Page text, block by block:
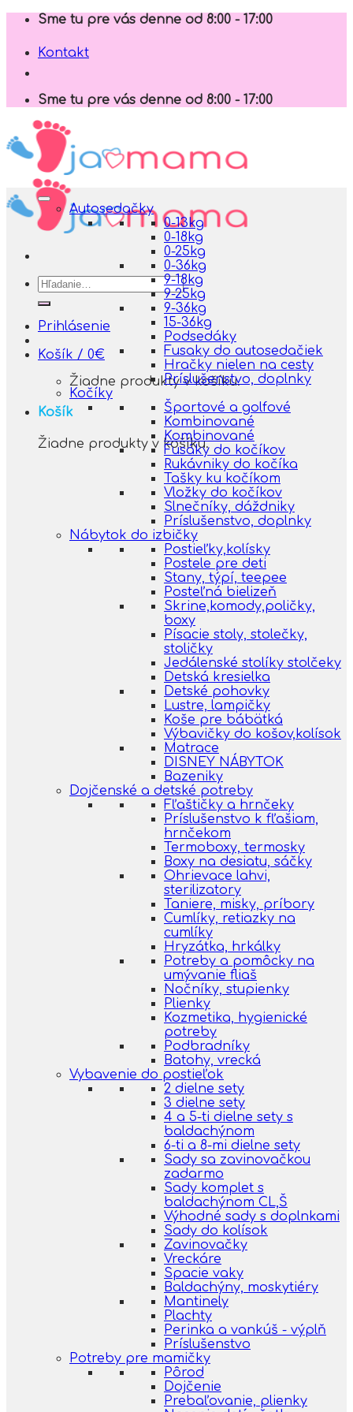
Skip
content
Sme tu pre vás denne od 8:00 - 17:00
Kontakt
Sme tu pre vás denne od 8:00 - 17:00
Hľadať:
Prihlásenie
Košík / 0€
Žiadne produkty v košíku.
Košík
Žiadne produkty v košíku.
Autosedačky
0-13kg
0-18kg
0-25kg
0-36kg
9-18kg
9-25kg
9-36kg
15-36kg
Podsedáky
Fusaky do autosedačiek
Hračky nielen na cesty
Príslušenstvo, doplnky
Kočíky
Športové a golfové
Kombinované
Kombinované
Fusáky do kočíkov
Rukávniky do kočíka
Tašky ku kočíkom
Vložky do kočíkov
Slnečníky, dáždniky
Príslušenstvo, doplnky
Nábytok do izbičky
Postieľky,kolísky
Postele pre deti
Stany, týpí, teepee
Posteľná bielizeň
Skrine,komody,poličky,
boxy
Písacie stoly, stolečky,
stoličky
Jedálenské stolíky stolčeky
Detská kresielka
Detské pohovky
Lustre, lampičky
Koše pre bábätká
Výbavičky do košov,kolísok
Matrace
DISNEY NÁBYTOK
Bazeniky
Dojčenské a detské potreby
Fľaštičky a hrnčeky
Príslušenstvo k fľašiam,
hrnčekom
Termoboxy, termosky
Boxy na desiatu, sáčky
Ohrievace lahvi,
sterilizatory
Taniere, misky, príbory
Cumlíky, retiazky na
cumlíky
Hryzátka, hrkálky
Potreby a pomôcky na
umývanie fliaš
Nočníky, stupienky
Plienky
Kozmetika, hygienické
potreby
Podbradníky
Batohy, vrecká
Vybavenie do postieľok
2 dielne sety
3 dielne sety
4 a 5-ti dielne sety s
baldachýnom
6-ti a 8-mi dielne sety
Sady sa zavinovačkou
zadarmo
Sady komplet s
baldachýnom CL,Š
Výhodné sady s doplnkami
Sady do kolísok
Zavinovačky
Vreckáre
Spacie vaky
Baldachýny, moskytiéry
Mantinely
Plachty
Perinka a vankúš - výplň
Príslušenstvo
Potreby pre mamičky
Pôrod
Dojčenie
Prebaľovanie, plienky